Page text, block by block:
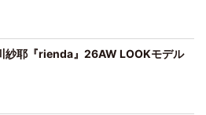
紗耶『rienda』26AW LOOKモデル